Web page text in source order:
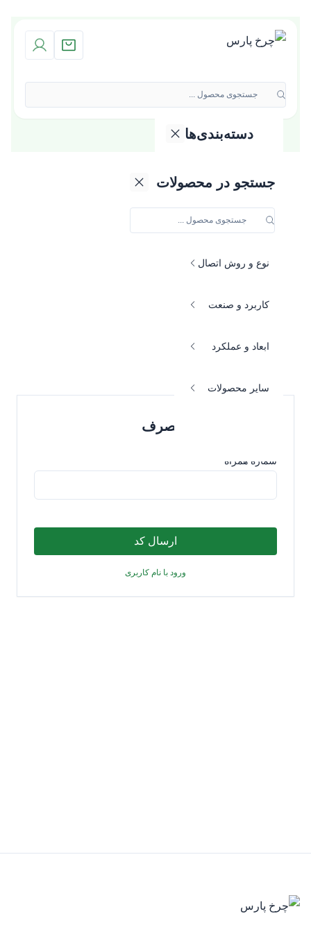
جستجوی محصول ...
جستجو در محصولات
دسته بندی محصولات
دسته‌بندی‌ها
گروه کالایی
جنس و متریال
نوع و روش اتصال
کاربرد و صنعت
ابعاد و عملکرد
سایر محصولات
ورود با کد یکبار مصرف
شماره همراه
ارسال کد
ورود با نام کاربری